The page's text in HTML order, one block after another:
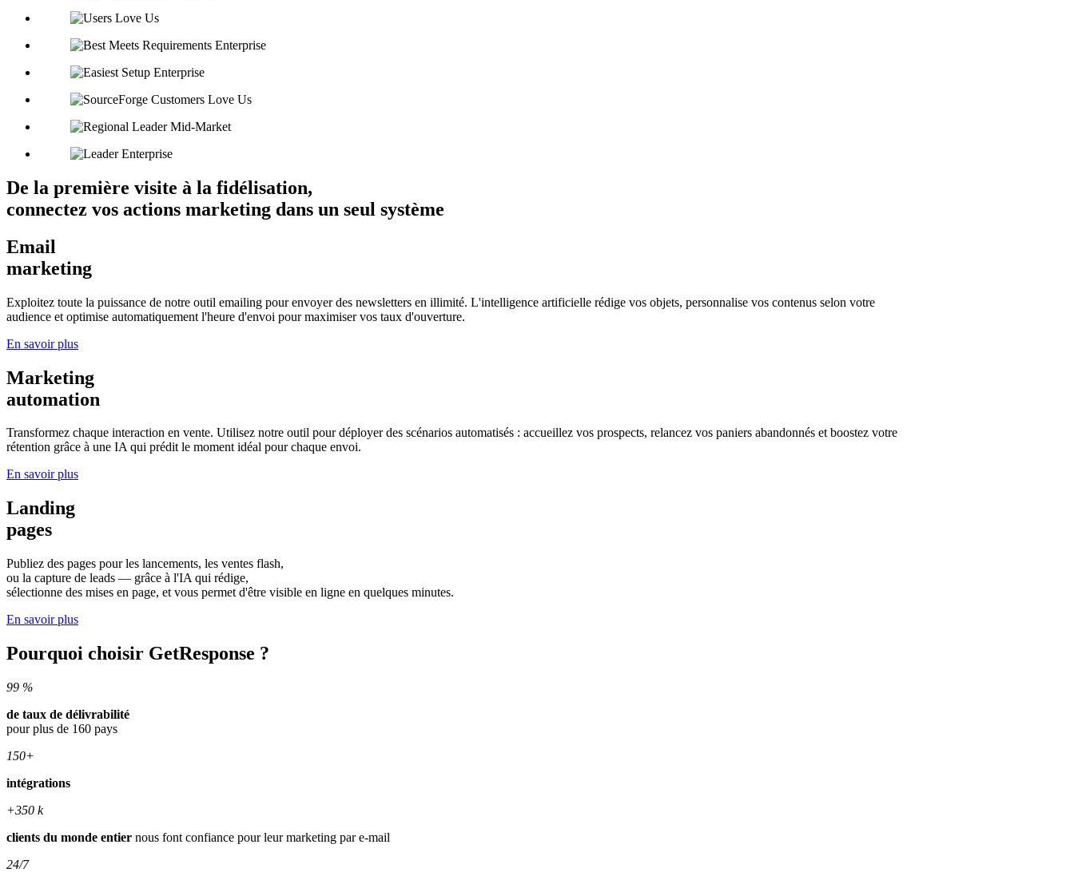
De la première visite à la fidélisation,
connectez vos actions marketing dans un seul système
Email
marketing
Exploitez toute la puissance de notre outil emailing pour envoyer des newsletters en illimité. L'intelligence artificielle rédige vos objets, personnalise vos contenus selon votre
audience et optimise automatiquement l'heure d'envoi pour maximiser vos taux d'ouverture.
En savoir plus
Marketing
automation
Transformez chaque interaction en vente. Utilisez notre outil pour déployer des scénarios automatisés : accueillez vos prospects, relancez vos paniers abandonnés et boostez votre
rétention grâce à une IA qui prédit le moment idéal pour chaque envoi.
En savoir plus
Landing
pages
Publiez des pages pour les lancements, les ventes flash,
ou la capture de leads — grâce à l'IA qui rédige,
sélectionne des mises en page, et vous permet d'être visible en ligne en quelques minutes.
En savoir plus
Pourquoi choisir GetResponse ?
99 %
de taux de délivrabilité
pour plus de 160 pays
150+
intégrations
+350 k
clients du monde entier nous font confiance pour leur marketing par e-mail
24/7